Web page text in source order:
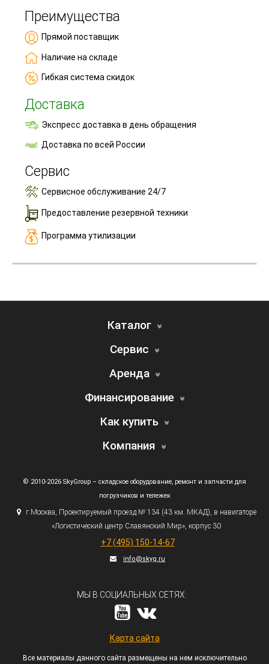
Преимущества
Прямой поставщик
Наличие на складе
Гибкая система скидок
Доставка
Экспресс доставка в день обращения
Доставка по всей России
Сервис
Сервисное обслуживание 24/7
Предоставление резервной техники
Программа утилизации
Каталог
Сервис
Аренда
Финансирование
Как купить
Компания
© 2010-2026 SkyGroup – складское оборудование, ремонт и запчасти для
погрузчиков и тележек
г.Москва, Проектируемый проезд № 134 (43км. МКАД), в навигаторе
«Логистический центр Славянский Мир», корпус 30
+7 (495) 150-14-67
info@skyg.ru
МЫ В СОЦИАЛЬНЫХ СЕТЯХ:
Карта сайта
Все материалы данного сайта размещены на нем исключительно